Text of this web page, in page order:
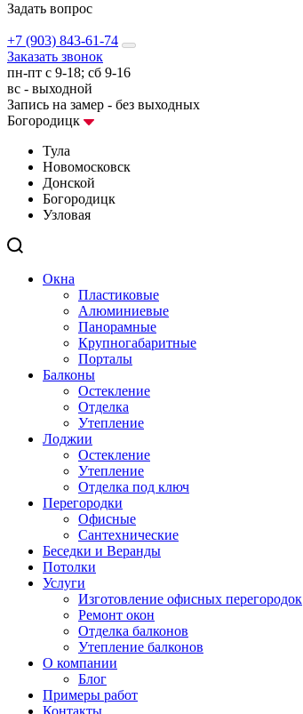
Задать вопрос
+7 (903) 843-61-74
Заказать звонок
пн-пт с 9-18; сб 9-16
вс - выходной
Запись на замер - без выходных
Богородицк
Тула
Новомосковск
Донской
Богородицк
Узловая
Окна
Пластиковые
Алюминиевые
Панорамные
Крупногабаритные
Порталы
Балконы
Остекление
Отделка
Утепление
Лоджии
Остекление
Утепление
Отделка под ключ
Перегородки
Офисные
Сантехнические
Беседки и Веранды
Потолки
Услуги
Изготовление офисных перегородок
Ремонт окон
Отделка балконов
Утепление балконов
О компании
Блог
Примеры работ
Контакты